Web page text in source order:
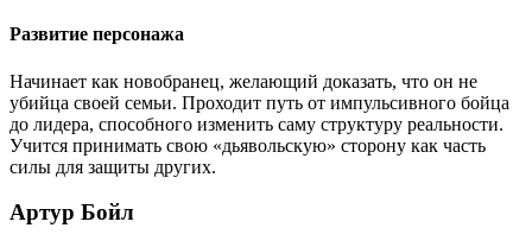
Развитие персонажа
Начинает как новобранец, желающий доказать, что он не
убийца своей семьи. Проходит путь от импульсивного бойца
до лидера, способного изменить саму структуру реальности.
Учится принимать свою «дьявольскую» сторону как часть
силы для защиты других.
Артур Бойл